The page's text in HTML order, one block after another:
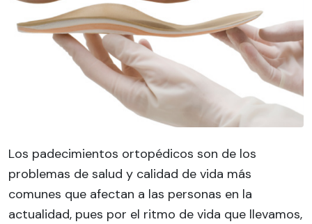
Los padecimientos ortopédicos son de los
problemas de salud y calidad de vida más
comunes que afectan a las personas en la
actualidad, pues por el ritmo de vida que llevamos,